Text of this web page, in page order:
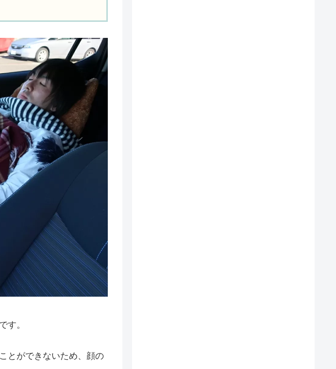
す。
とができないため、顔の